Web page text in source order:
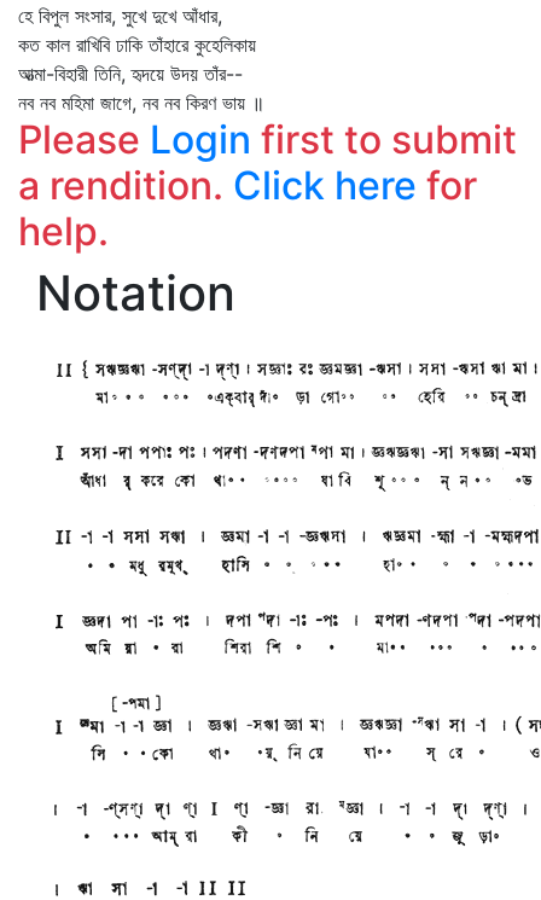
হে বিপুল সংসার, সুখে দুখে আঁধার,
কত কাল রাখিবি ঢাকি তাঁহারে কুহেলিকায়
আত্মা-বিহারী তিনি, হৃদয়ে উদয় তাঁর--
নব নব মহিমা জাগে, নব নব কিরণ ভায় ॥
Please Login first to submit
a rendition. Click here for
help.
Notation